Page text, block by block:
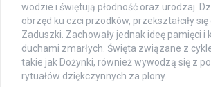
wodzie i świętują płodność oraz urodzaj.
obrzęd ku czci przodków, przekształciły
Zaduszki. Zachowały jednak ideę pamięci i
duchami zmarłych. Święta związane z
takie jak Dożynki, również wywodzą się z
rytuałów dziękczynnych za plony.